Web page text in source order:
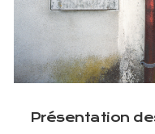
Présentation